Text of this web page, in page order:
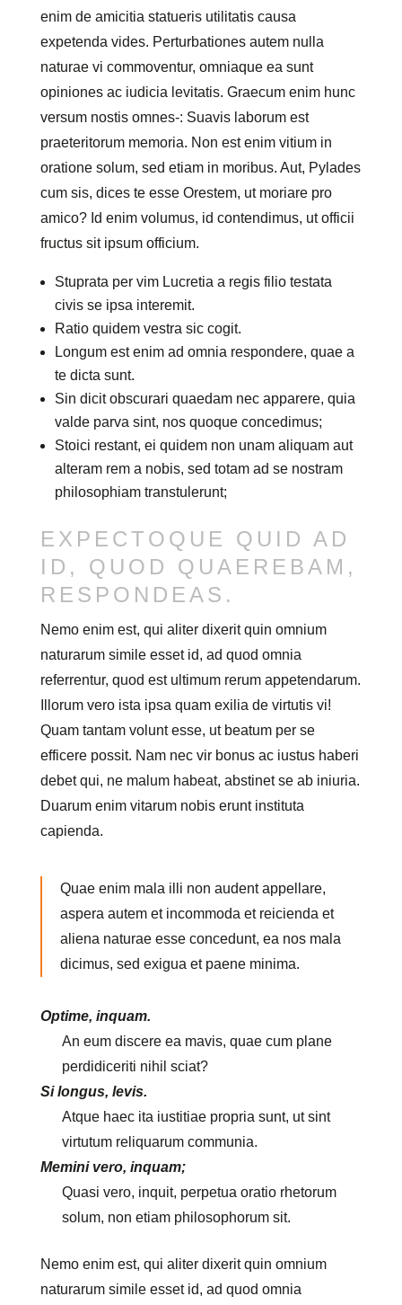
enim de amicitia statueris utilitatis causa
expetenda vides. Perturbationes autem nulla
naturae vi commoventur, omniaque ea sunt
opiniones ac iudicia levitatis. Graecum enim hunc
versum nostis omnes-: Suavis laborum est
praeteritorum memoria. Non est enim vitium in
oratione solum, sed etiam in moribus. Aut, Pylades
cum sis, dices te esse Orestem, ut moriare pro
amico? Id enim volumus, id contendimus, ut officii
fructus sit ipsum officium.
Stuprata per vim Lucretia a regis filio testata
civis se ipsa interemit.
Ratio quidem vestra sic cogit.
Longum est enim ad omnia respondere, quae a
te dicta sunt.
Sin dicit obscurari quaedam nec apparere, quia
valde parva sint, nos quoque concedimus;
Stoici restant, ei quidem non unam aliquam aut
alteram rem a nobis, sed totam ad se nostram
philosophiam transtulerunt;
EXPECTOQUE QUID AD
ID, QUOD QUAEREBAM,
RESPONDEAS.
Nemo enim est, qui aliter dixerit quin omnium
naturarum simile esset id, ad quod omnia
referrentur, quod est ultimum rerum appetendarum.
Illorum vero ista ipsa quam exilia de virtutis vi!
Quam tantam volunt esse, ut beatum per se
efficere possit. Nam nec vir bonus ac iustus haberi
debet qui, ne malum habeat, abstinet se ab iniuria.
Duarum enim vitarum nobis erunt instituta
capienda.
Quae enim mala illi non audent appellare,
aspera autem et incommoda et reicienda et
aliena naturae esse concedunt, ea nos mala
dicimus, sed exigua et paene minima.
Optime, inquam.
An eum discere ea mavis, quae cum plane
perdidiceriti nihil sciat?
Si longus, levis.
Atque haec ita iustitiae propria sunt, ut sint
virtutum reliquarum communia.
Memini vero, inquam;
Quasi vero, inquit, perpetua oratio rhetorum
solum, non etiam philosophorum sit.
Nemo enim est, qui aliter dixerit quin omnium
naturarum simile esset id, ad quod omnia